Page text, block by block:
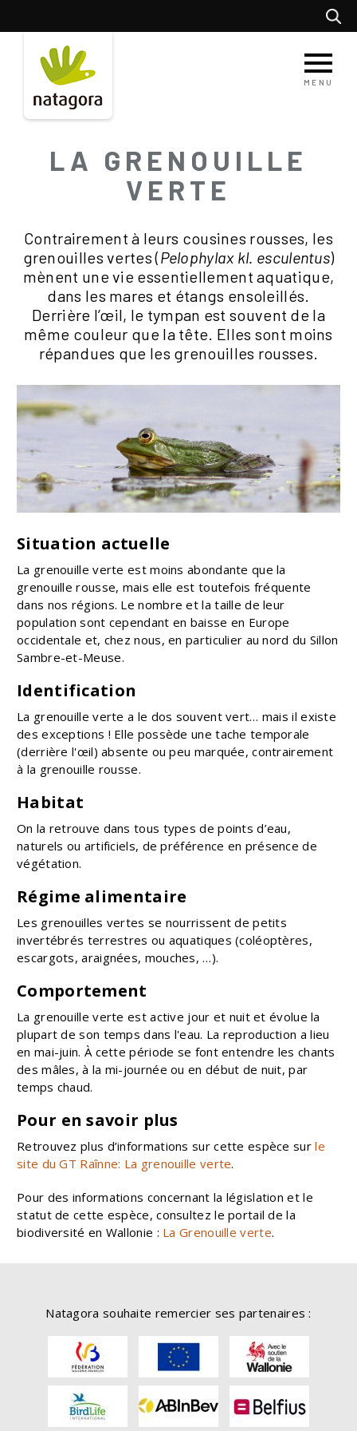
principal
MENU
LA GRENOUILLE
VERTE
Contrairement à leurs cousines rousses, les
grenouilles vertes (Pelophylax kl. esculentus)
mènent une vie essentiellement aquatique,
dans les mares et étangs ensoleillés.
Derrière l’œil, le tympan est souvent de la
même couleur que la tête. Elles sont moins
répandues que les grenouilles rousses.
Situation actuelle
La grenouille verte est moins abondante que la
grenouille rousse, mais elle est toutefois fréquente
dans nos régions. Le nombre et la taille de leur
population sont cependant en baisse en Europe
occidentale et, chez nous, en particulier au nord du Sillon
Sambre-et-Meuse.
Identification
La grenouille verte a le dos souvent vert… mais il existe
des exceptions ! Elle possède une tache temporale
(derrière l'œil) absente ou peu marquée, contrairement
à la grenouille rousse.
Habitat
On la retrouve dans tous types de points d’eau,
naturels ou artificiels, de préférence en présence de
végétation.
Régime alimentaire
Les grenouilles vertes se nourrissent de petits
invertébrés terrestres ou aquatiques (coléoptères,
escargots, araignées, mouches, …).
Comportement
La grenouille verte est active jour et nuit et évolue la
plupart de son temps dans l'eau. La reproduction a lieu
en mai-juin. À cette période se font entendre les chants
des mâles, à la mi-journée ou en début de nuit, par
temps chaud.
Pour en savoir plus
Retrouvez plus d’informations sur cette espèce surle
site du GT Raînne: La grenouille verte.
Pour des informations concernant la législation et le
statut de cette espèce, consultez le portail de la
biodiversité en Wallonie : La Grenouille verte.
Natagora souhaite remercier ses partenaires :